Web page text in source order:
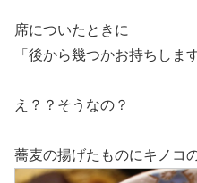
席についたときに
「後から幾つかお持ちします
え？？そうなの？
蕎麦の揚げたものにキノコ